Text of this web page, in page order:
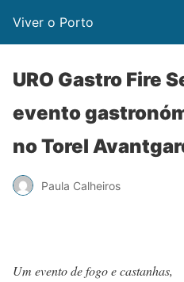
Viver o Porto
URO Gastro Fire
evento
no Torel
Paula Calheiros
Um evento de fogo e castanhas,